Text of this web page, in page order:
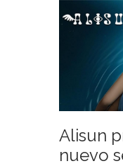
Alisun
nuevo